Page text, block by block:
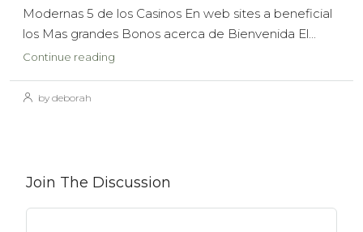
Modernas 5 de los Casinos En web sites a beneficial
los Mas grandes Bonos acerca de Bienvenida El...
Continue reading
by deborah
Join The Discussion